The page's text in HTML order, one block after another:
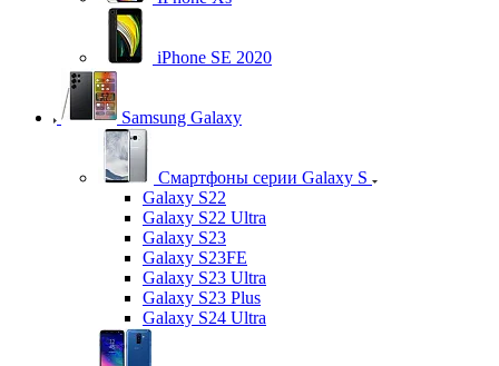
iPhone SE 2020
Samsung Galaxy
Смартфоны серии Galaxy S
Galaxy S22
Galaxy S22 Ultra
Galaxy S23
Galaxy S23FE
Galaxy S23 Ultra
Galaxy S23 Plus
Galaxy S24 Ultra